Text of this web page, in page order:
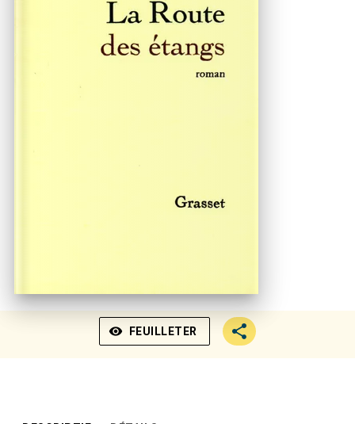
visibility FEUILLETER